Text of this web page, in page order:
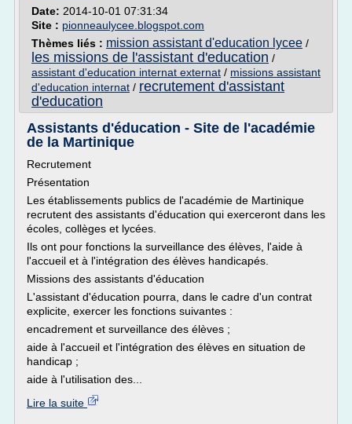
Date: 2014-10-01 07:31:34
Site : pionneaulycee.blogspot.com
Thèmes liés : mission assistant d'education lycee /
les missions de l'assistant d'education /
assistant d'education internat externat / missions assistant
d'education internat / recrutement d'assistant
d'education
Assistants d'éducation - Site de l'académie
de la Martinique
Recrutement
Présentation
Les établissements publics de l'académie de Martinique
recrutent des assistants d'éducation qui exerceront dans les
écoles, collèges et lycées.
Ils ont pour fonctions la surveillance des élèves, l'aide à
l'accueil et à l'intégration des élèves handicapés.
Missions des assistants d'éducation
L'assistant d'éducation pourra, dans le cadre d'un contrat
explicite, exercer les fonctions suivantes :
encadrement et surveillance des élèves ;
aide à l'accueil et l'intégration des élèves en situation de
handicap ;
aide à l'utilisation des...
Lire la suite